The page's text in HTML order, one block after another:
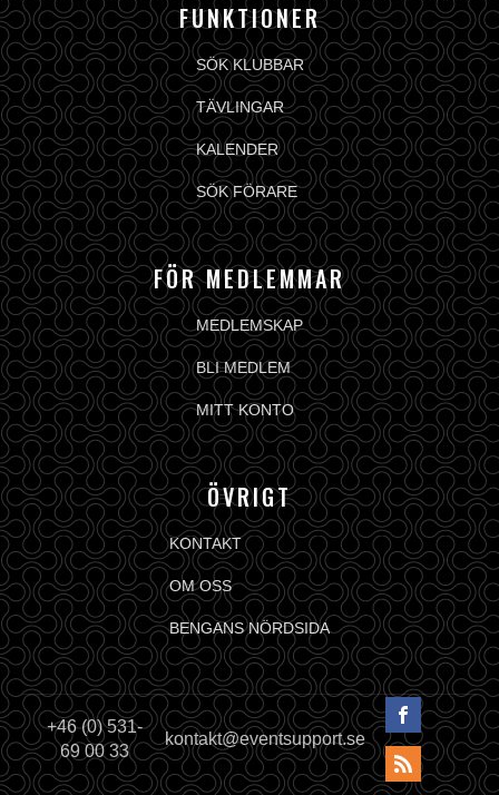
FUNKTIONER
SÖK KLUBBAR
TÄVLINGAR
KALENDER
SÖK FÖRARE
FÖR MEDLEMMAR
MEDLEMSKAP
BLI MEDLEM
MITT KONTO
ÖVRIGT
KONTAKT
OM OSS
BENGANS NÖRDSIDA
+46 (0) 531-
69 00 33
kontakt@eventsupport.se